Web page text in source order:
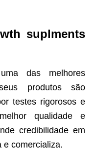
suplments
das melhores
produtos são
testes rigorosos e
qualidade e
credibilidade em
e comercializa.